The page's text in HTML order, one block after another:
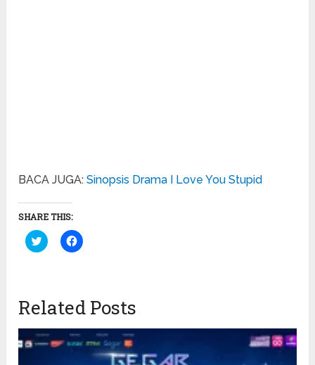
BACA JUGA:Sinopsis Drama I Love You Stupid
SHARE THIS:
Click
to
new
window)
Click
to
new
window)
Related Posts